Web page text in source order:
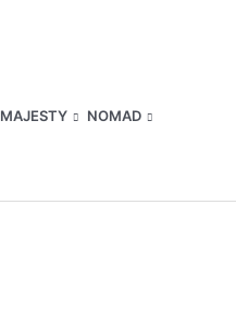
MAJESTY NOMAD